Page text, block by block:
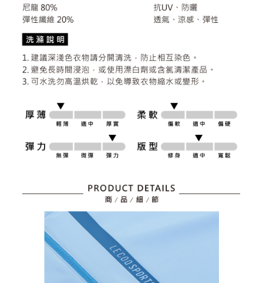
買賣價金債權讓與本公司後，依約使用本公司帳單繳交帳款。
2.基於同意付款使用「大哥付你分期」之契約關係目的，商店將以您的個人
資料（包含姓名、電話或地址）提供予台灣大哥大進項蒐集、處理及利用，
由本公司與您本人進行分期帳單所需資料之確認、核對及更正。
3.完整用戶服務條款，請詳閱以下連結：
https://oppay.tw/userRule
購買商品的店家。未經商家同意取消之訂單仍視為有效，需透過AFTEE先享
後付繳納相關費用。
是否繳費成功／繳費後需取消欲退款等相關疑問，請聯繫「AFTEE先享後付
客戶支援中心」https://netprotections.freshdesk.com/support/home
【注意事項】
１．透過由恩沛科技股份有限公司提供之「AFTEE先享後付」服務完成之交
２．關於個人資料處理事宜，請瀏覽以下網址：
https://aftee.tw/terms/#terms3
「AFTEE先享後付」，若未經同意申辦者引起之損失，本公司不負相關責
任。
請求用戶進行身份認證。
５．嚴禁一人註冊多個帳號或使用他人資訊註冊。若發現惡意使用之情形，
恩沛科技股份有限公司將有權停止該用戶之使用額度並採取法律行動。
免運費
免運費
7-11取貨付款
免運費
付款後7-11取貨
免運費
免運費